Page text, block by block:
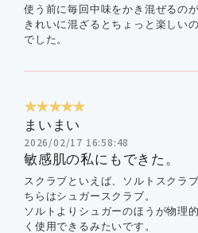
使う前に毎回中味をかき混ぜるの
きれいに混ざるとちょっと楽しい
でした。
★★★★★
まいまい
2026/02/17 16:58:48
敏感肌の私にもできた。
スクラブといえば、ソルトスクラ
ちらはシュガースクラブ。
ソルトよりシュガーのほうが物理
く使用できるみたいです。